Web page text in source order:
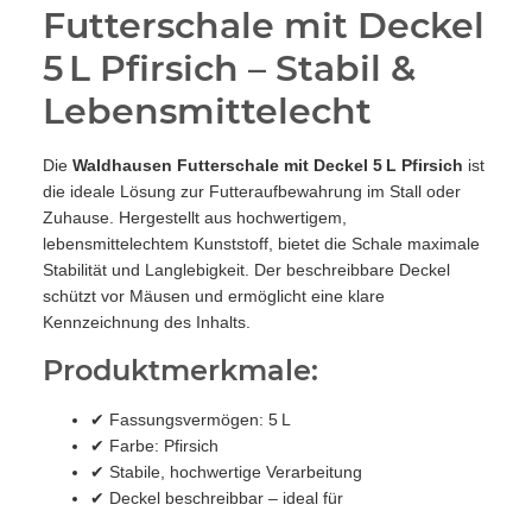
Futterschale mit Deckel
5 L Pfirsich – Stabil &
Lebensmittelecht
Die Waldhausen Futterschale mit Deckel 5 L Pfirsich ist
die ideale Lösung zur Futteraufbewahrung im Stall oder
Zuhause. Hergestellt aus hochwertigem,
lebensmittelechtem Kunststoff, bietet die Schale maximale
Stabilität und Langlebigkeit. Der beschreibbare Deckel
schützt vor Mäusen und ermöglicht eine klare
Kennzeichnung des Inhalts.
Produktmerkmale:
✔ Fassungsvermögen: 5 L
✔ Farbe: Pfirsich
✔ Stabile, hochwertige Verarbeitung
✔ Deckel beschreibbar – ideal für